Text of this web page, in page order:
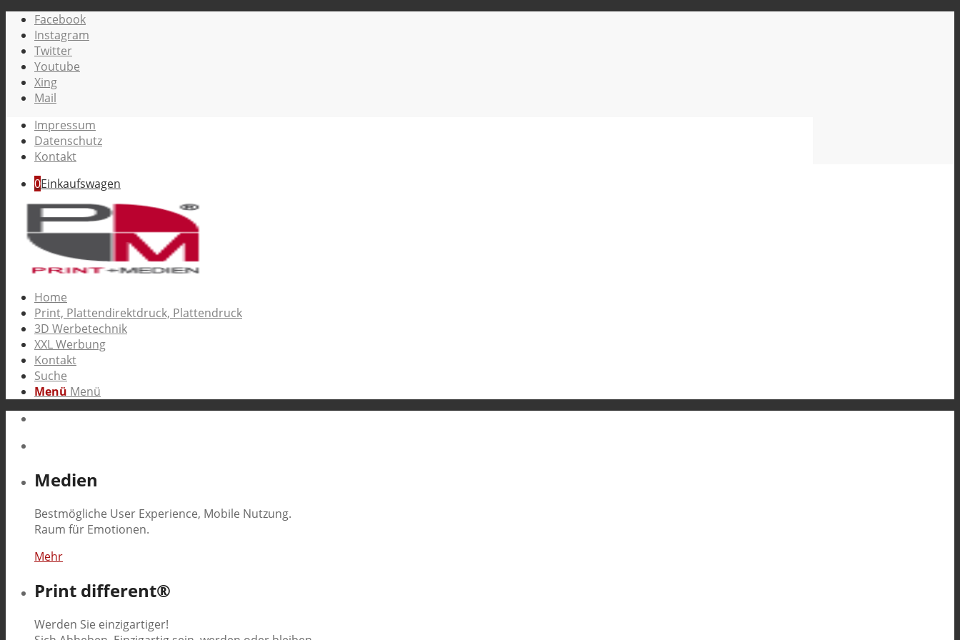
Facebook
Instagram
Twitter
Youtube
Xing
Mail
Impressum
Datenschutz
Kontakt
0Einkaufswagen
Home
Print, Plattendirektdruck, Plattendruck
3D Werbetechnik
XXL Werbung
Kontakt
Suche
Menü Menü
Medien
Bestmögliche User Experience, Mobile Nutzung.
Raum für Emotionen.
Mehr
Print different®
Werden Sie einzigartiger!